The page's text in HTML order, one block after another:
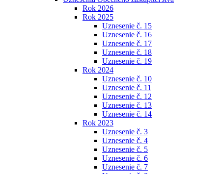
Rok 2026
Rok 2025
Uznesenie č. 15
Uznesenie č. 16
Uznesenie č. 17
Uznesenie č. 18
Uznesenie č. 19
Rok 2024
Uznesenie č. 10
Uznesenie č. 11
Uznesenie č. 12
Uznesenie č. 13
Uznesenie č. 14
Rok 2023
Uznesenie č. 3
Uznesenie č. 4
Uznesenie č. 5
Uznesenie č. 6
Uznesenie č. 7